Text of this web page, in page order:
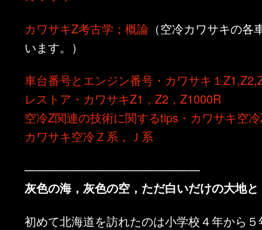
カワサキZ考古学；概論 （空冷カワサキの各
います。）
車台番号とエンジン番号・カワサキ１
レストア・カワサキZ1，Z2，Z1000R
空冷Z関連の技術に関するtips・カワサキ空
カワサキ空冷Ｚ系，Ｊ系
———————————————
灰色の海，灰色の空，ただ白いだけの大地
初めて北海道を訪れたのは小学校４年から